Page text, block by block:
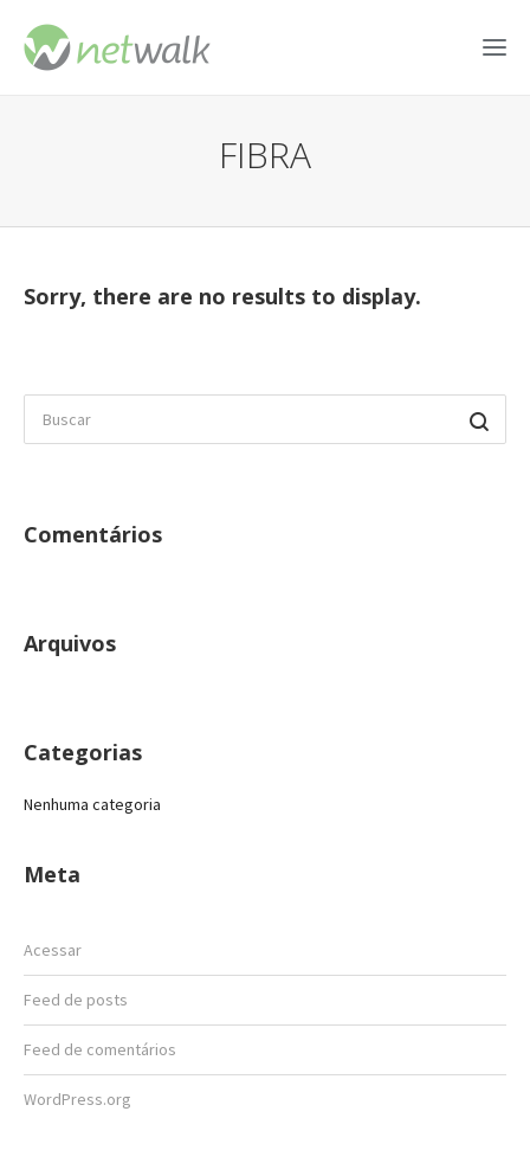
FIBRA
Sorry, there are no results to display.
Comentários
Arquivos
Categorias
Nenhuma categoria
Meta
Acessar
Feed de posts
Feed de comentários
WordPress.org